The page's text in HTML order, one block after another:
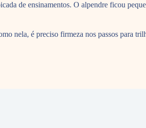
de ensinamentos. O alpendre ficou
nela, é preciso firmeza nos passos para